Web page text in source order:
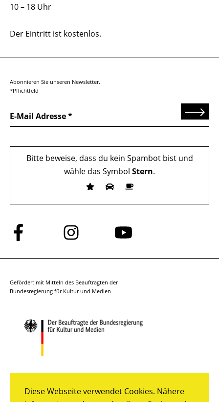
Diese Webseite verwendet Cookies. Nähere
10 – 18 Uhr
Der Eintritt ist kostenlos.
Abonnieren Sie unseren Newsletter.
*Pflichtfeld
E-Mail Adresse Senden
Bitte beweise, dass du kein Spambot bist und
wähle das Symbol Stern.
Folge
uns
auf
Folge
uns
auf
Folge
auf
Gefördert mit Mitteln des Beauftragten der
Bundesregierung für Kultur und Medien